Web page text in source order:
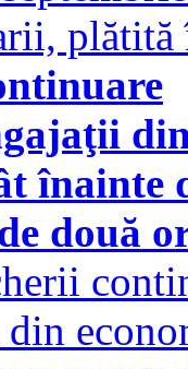
plătită
înainte
două